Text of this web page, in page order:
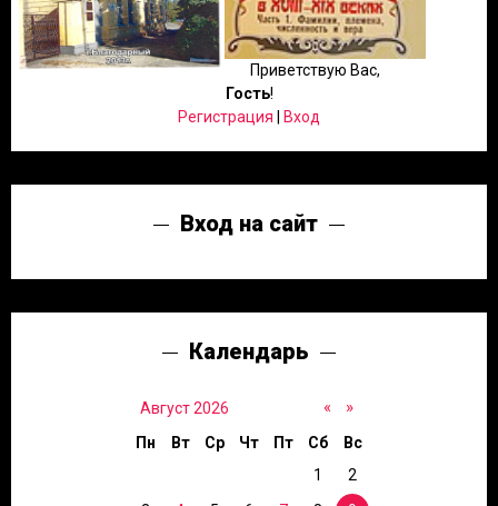
Приветствую Вас,
Гость!
Регистрация
Вход
Вход на сайт
Календарь
«
Август 2026 »
Пн Вт Ср Чт Пт Сб
Вс
1
2